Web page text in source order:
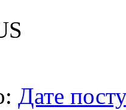
: Дате